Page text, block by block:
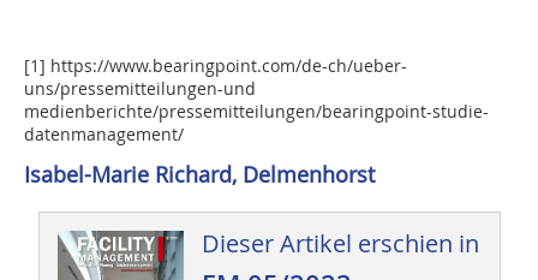
[1] https://www.bearingpoint.com/de-ch/ueber-
uns/pressemitteilungen-und
medienberichte/pressemitteilungen/bearingpoint-studie-
datenmanagement/
Isabel-Marie Richard, Delmenhorst
Dieser Artikel erschien in